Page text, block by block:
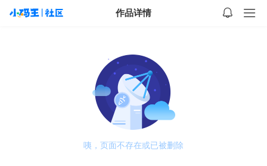
作品详情
咦，页面不存在或已被删除